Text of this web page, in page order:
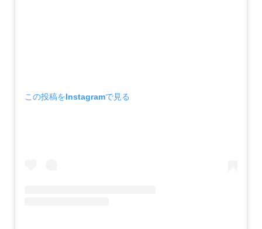
この投稿をInstagramで見る